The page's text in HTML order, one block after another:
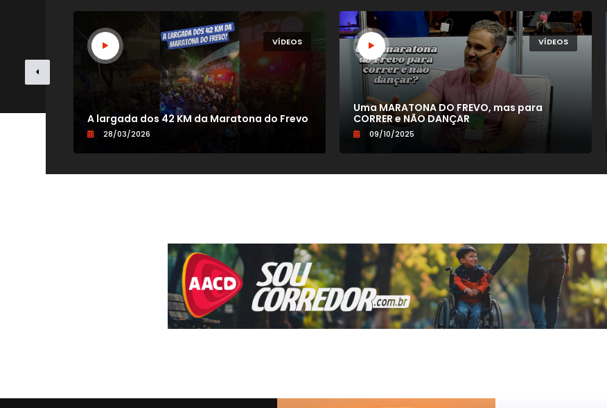
A largada dos 42 KM da Maratona do Frevo
28/03/2026
VÍDEOS
Uma MARATONA DO FREVO, mas para
CORRER e NÃO DANÇAR
09/10/2025
VÍDEOS